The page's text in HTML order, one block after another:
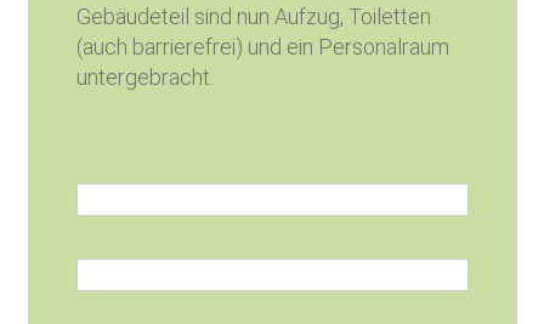
Gebäudeteil sind nun Aufzug, Toiletten
(auch barrierefrei) und ein Personalraum
untergebracht.